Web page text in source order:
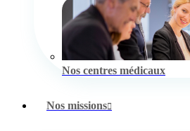
Nos centres médicaux
Nos missions